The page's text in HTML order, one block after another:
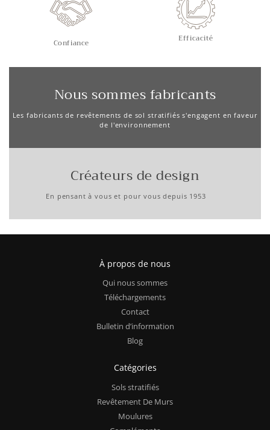
Confiance Efficacité
Nous sommes fabricants
Les fabricants de revêtements de sol stratifiés s'engagent en faveur
de l'environnement
Créateurs de design
En pensant à vous et pour vous depuis 1953
À propos de nous
Qui nous sommes
Téléchargements
Contact
Bulletin d’information
Blog
Catégories
Sols stratifiés
Revêtement De Murs
Moulures